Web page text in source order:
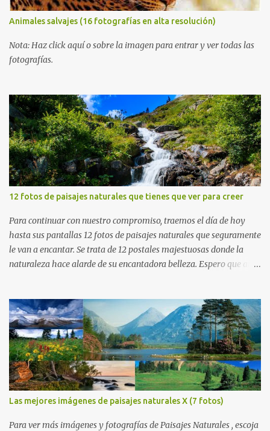
Animales salvajes (16 fotografías en alta resolución)
Nota: Haz click aquí o sobre la imagen para entrar y ver todas las
fotografías.
12 fotos de paisajes naturales que tienes que ver para creer
Para continuar con nuestro compromiso, traemos el día de hoy
hasta sus pantallas 12 fotos de paisajes naturales que seguramente
le van a encantar. Se trata de 12 postales majestuosas donde la
naturaleza hace alarde de su encantadora belleza. Espero que al
los ríos de agua viva, lagos, bosques y cascadas, son algunos de los
elementos que hoy acompañan a esta serie fascinante de
fotografía sobre paisajes naturales. Que tengan un feliz jueves
(imágenes con mensajes) con mis mejores deseos a través de la
distancia. Sinceramente, José Luis Ávila Herrera.
Las mejores imágenes de paisajes naturales X (7 fotos)
Para ver más imágenes y fotografías de Paisajes Naturales , escoja